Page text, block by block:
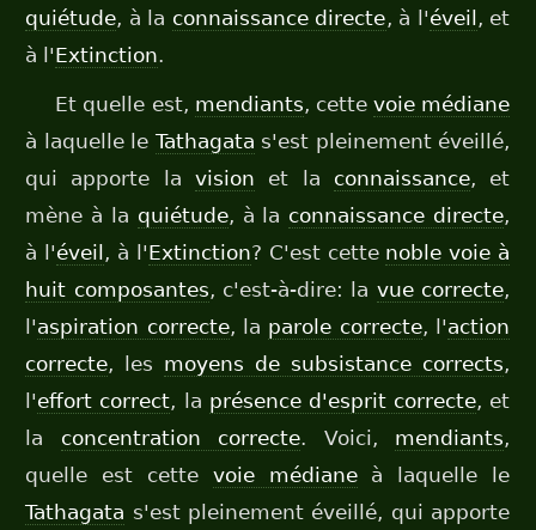
quiétude, à la connaissance directe, à l'éveil , et
à l'Extinction.
Et quelle est, mendiants, cettevoie médiane
à laquelle le Tathagata s'est pleinement éveillé,
qui apporte lavision et la connaissance, et
mène à la quiétude, à la connaissance directe,
à l'éveil , à l'Extinction? C'est cette noble voie à
huit composantes, c'est-à-dire: la vue correcte,
l'aspiration correcte, la parole correcte, l'action
correcte, les moyens de subsistance corrects,
l'effort correct, la présence d'esprit correcte, et
la concentration correcte. Voici, mendiants,
quelle est cette voie médianeà laquelle le
Tathagata s'est pleinement éveillé, qui apporte